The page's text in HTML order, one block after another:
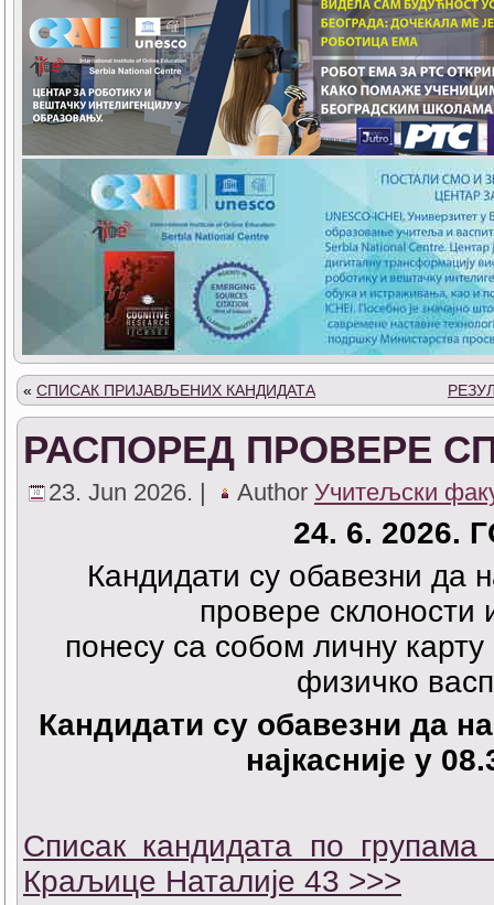
« СПИСАК ПРИЈАВЉЕНИХ КАНДИДАТA
РАСПОРЕД ПРОВЕРЕ
23. Jun 2026. | Author Учитељски
24. 6. 2026.
Кандидати су обавезни да
провере склоности
понесу са собом личну
физичко
Кандидати су обавезни да
најкасније у
Списак кандидата по групама
Краљице Наталије 43 >>>